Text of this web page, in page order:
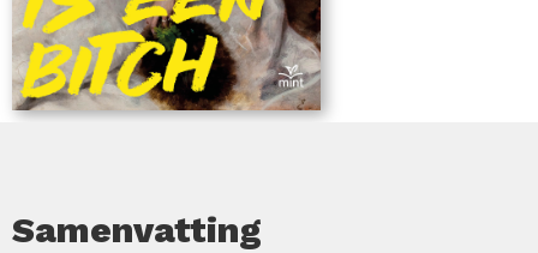
Samenvatting